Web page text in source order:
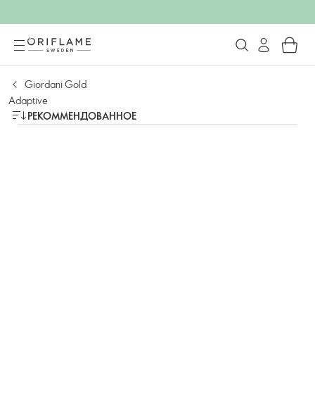
Giordani Gold
Adaptive
РЕКОММЕНДОВАННОЕ